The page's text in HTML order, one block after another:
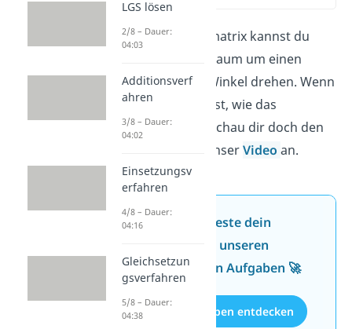
Mit der Drehmatrix kannst du
Vektoren im Raum um einen
bestimmten Winkel drehen. Wenn
du wissen willst, wie das
funktioniert, schau dir doch den
Artikel oder unserVideo an.
Jetzt neu: Teste dein
Wissen mit unseren
kostenlosen Aufgaben 🚀
Aufgaben entdecken
LGS lösen
2/8 – Dauer:
04:03
Additionsverf
ahren
3/8 – Dauer:
04:02
Einsetzungsv
erfahren
4/8 – Dauer:
04:16
Gleichsetzun
gsverfahren
5/8 – Dauer:
04:38